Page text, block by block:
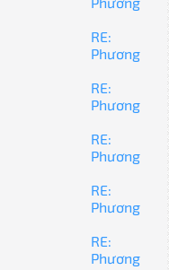
RE:
Phương
RE:
Phương
RE:
Phương
RE:
Phương
RE:
Phương